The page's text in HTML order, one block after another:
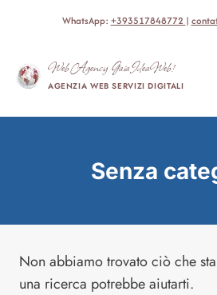
WhatsApp: +393517848772 |
Web Agency GaiaIdeaWeb!
AGENZIA WEB SERVIZI DIGITALI
Senza
Non abbiamo trovato ciò che
una ricerca potrebbe aiutarti.